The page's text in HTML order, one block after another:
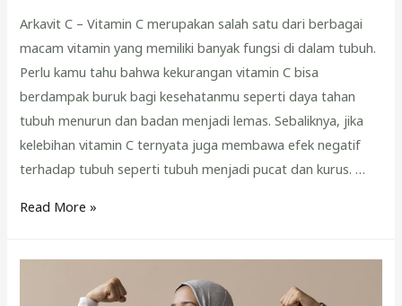
Arkavit C – Vitamin C merupakan salah satu dari berbagai
macam vitamin yang memiliki banyak fungsi di dalam tubuh.
Perlu kamu tahu bahwa kekurangan vitamin C bisa
berdampak buruk bagi kesehatanmu seperti daya tahan
tubuh menurun dan badan menjadi lemas. Sebaliknya, jika
kelebihan vitamin C ternyata juga membawa efek negatif
terhadap tubuh seperti tubuh menjadi pucat dan kurus. …
Penuhi
Read More »